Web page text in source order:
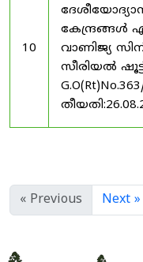
10
കേന്ദ്രങ്ങൾ
വാണിജ്യ
സീരിയൽ
« Previous Next »